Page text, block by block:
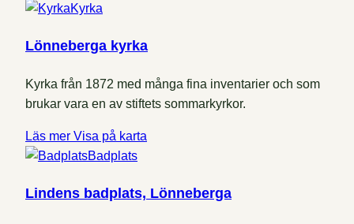
Kyrka
Lönneberga kyrka
Kyrka från 1872 med många fina inventarier och som
brukar vara en av stiftets sommarkyrkor.
Läs mer Visa på karta
Badplats
Lindens badplats, Lönneberga